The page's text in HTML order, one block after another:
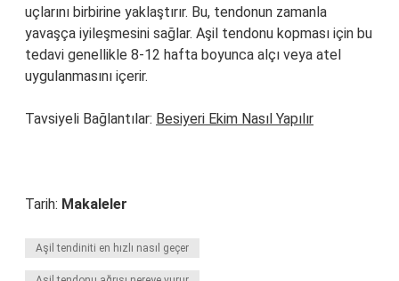
uçlarını birbirine yaklaştırır. Bu, tendonun zamanla
yavaşça iyileşmesini sağlar. Aşil tendonu kopması için bu
tedavi genellikle 8-12 hafta boyunca alçı veya atel
uygulanmasını içerir.
Tavsiyeli Bağlantılar: Besiyeri Ekim Nasıl Yapılır
Tarih: Makaleler
Aşil tendiniti en hızlı nasıl geçer